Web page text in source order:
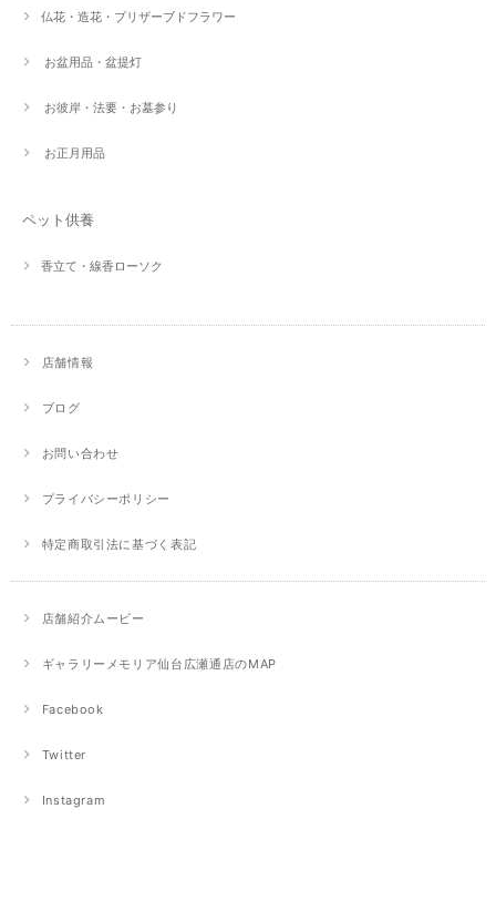
仏花・造花・プリザーブドフラワー
お盆用品・盆提灯
お彼岸・法要・お墓参り
お正月用品
ペット供養
香立て・線香ローソク
店舗情報
ブログ
お問い合わせ
プライバシーポリシー
特定商取引法に基づく表記
店舗紹介ムービー
ギャラリーメモリア仙台広瀬通店のMAP
Facebook
Twitter
Instagram